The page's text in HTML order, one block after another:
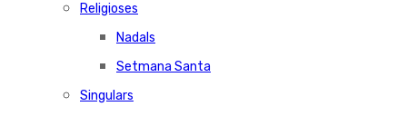
Religioses
Nadals
Setmana Santa
Singulars